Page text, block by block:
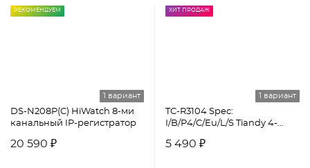
РЕКОМЕНДУЕМ
1 вариант
DS-N208P(C) HiWatch 8-ми
канальный IP-регистратор
20 590 ₽
ХИТ ПРОДАЖ
1 вариант
TC-R3104 Spec:
I/B/P4/C/Eu/L/S Tiandy 4-
видеорегистратор
5 490 ₽